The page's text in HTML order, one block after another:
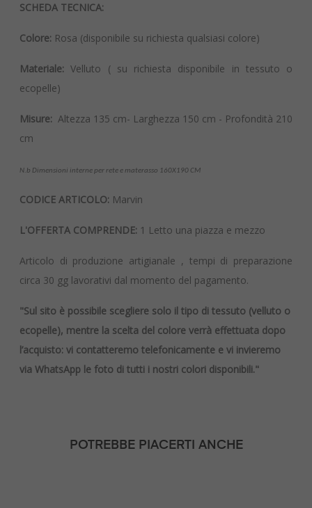
SCHEDA TECNICA:
Colore: Rosa (disponibile su richiesta qualsiasi colore)
Materiale:Velluto ( su richiesta disponibile in tessuto o
ecopelle)
Misure: Altezza 135 cm- Larghezza 150 cm - Profondità 210
cm
N.b Dimensioni interne per rete e materasso 160X190 CM
CODICE ARTICOLO: Marvin
L'OFFERTA COMPRENDE: 1 Letto una piazza e mezzo
Articolo di produzione artigianale , tempi di preparazione
circa 30 gg lavorativi dal momento del pagamento.
"Sul sito è possibile scegliere solo il tipo di tessuto (velluto o
ecopelle), mentre la scelta del colore verrà effettuata dopo
l’acquisto: vi contatteremo telefonicamente e vi invieremo
via WhatsApp le foto di tutti i nostri colori disponibili."
POTREBBE PIACERTI ANCHE